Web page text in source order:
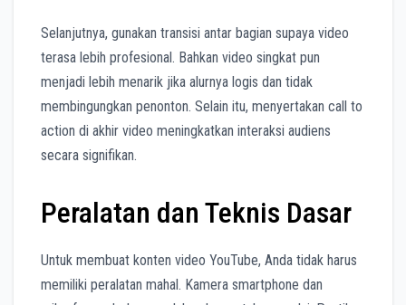
Selanjutnya, gunakan transisi antar bagian supaya video
terasa lebih profesional. Bahkan video singkat pun
menjadi lebih menarik jika alurnya logis dan tidak
membingungkan penonton. Selain itu, menyertakan call to
action di akhir video meningkatkan interaksi audiens
secara signifikan.
Peralatan dan Teknis Dasar
Untuk membuat konten video YouTube, Anda tidak harus
memiliki peralatan mahal. Kamera smartphone dan